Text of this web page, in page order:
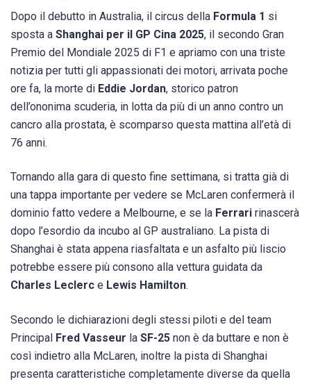
Dopo il debutto in Australia, il circus della Formula 1 si
sposta a Shanghai per il GP Cina 2025, il secondo Gran
Premio del Mondiale 2025 di F1 e apriamo con una triste
notizia per tutti gli appassionati dei motori, arrivata poche
ore fa, la morte di Eddie Jordan, storico patron
dell’ononima scuderia, in lotta da più di un anno contro un
cancro alla prostata, è scomparso questa mattina all’età di
76 anni.
Tornando alla gara di questo fine settimana, si tratta già di
una tappa importante per vedere se McLaren confermerà il
dominio fatto vedere a Melbourne, e se la Ferrari rinascerà
dopo l’esordio da incubo al GP australiano. La pista di
Shanghai è stata appena riasfaltata e un asfalto più liscio
potrebbe essere più consono alla vettura guidata da
Charles Leclerc e Lewis Hamilton.
Secondo le dichiarazioni degli stessi piloti e del team
Principal Fred Vasseur la SF-25 non è da buttare e non è
così indietro alla McLaren, inoltre la pista di Shanghai
presenta caratteristiche completamente diverse da quella